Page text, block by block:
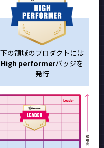
下の領域のプロダクトには
High performerバッジを
発行